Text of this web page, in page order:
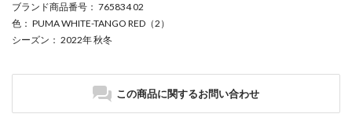
ブランド商品番号 ： 765834 02
色 ： PUMA WHITE-TANGO RED（2）
シーズン ： 2022年 秋冬
この商品に関するお問い合わせ